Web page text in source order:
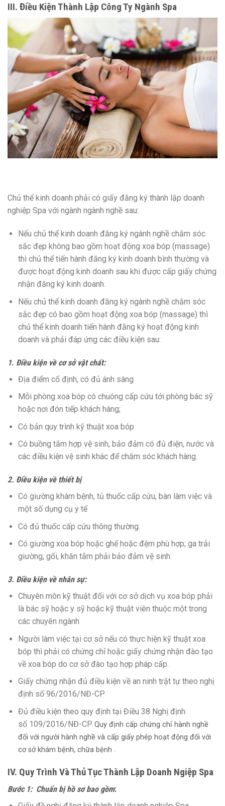
III. Điều Kiện Thành Lập Công Ty Ngành Spa
Chủ thể kinh doanh phải có giấy đăng ký thành lập doanh
nghiệp Spa với ngành ngành nghề sau:
Nếu chủ thể kinh doanh đăng ký ngành nghề chăm sóc
sắc đẹp không bao gồm hoạt động xoa bóp (massage)
thì chủ thể tiến hành đăng ký kinh doanh bình thường và
được hoạt động kinh doanh sau khi được cấp giấy chứng
nhận đăng ký kinh doanh.
Nếu chủ thể kinh doanh đăng ký ngành nghề chăm sóc
sắc đẹp có bao gồm hoạt động xoa bóp (massage) thì
chủ thể kinh doanh tiến hành đăng ký hoạt động kinh
doanh và phải đáp ứng các điều kiện sau:
1. Điều kiện về cơ sở vật chất:
Địa điểm cố định, có đủ ánh sáng
Mỗi phòng xoa bóp có chuông cấp cứu tới phòng bác sỹ
hoặc nơi đón tiếp khách hàng;
Có bản quy trình kỹ thuật xoa bóp
Có buồng tắm hợp vệ sinh, bảo đảm có đủ điện, nước và
các điều kiện vệ sinh khác để chăm sóc khách hàng.
2. Điều kiện về thiết bị
Có giường khám bệnh, tủ thuốc cấp cứu, bàn làm việc và
một số dụng cụ y tế
Có đủ thuốc cấp cứu thông thường.
Có giường xoa bóp hoặc ghế hoặc đệm phù hợp; ga trải
giường, gối, khăn tắm phải bảo đảm vệ sinh.
3. Điều kiện về nhân sự:
Chuyên môn kỹ thuật đối với cơ sở dịch vụ xoa bóp phải
là bác sỹ hoặc y sỹ hoặc kỹ thuật viên thuộc một trong
các chuyên ngành
Người làm việc tại cơ sở nếu có thực hiện kỹ thuật xoa
bóp thì phải có chứng chỉ hoặc giấy chứng nhận đào tạo
về xoa bóp do cơ sở đào tạo hợp pháp cấp.
Giấy chứng nhận đủ điều kiện về an ninh trật tự theo nghị
định số 96/2016/NĐ-CP
Đủ điều kiện theo quy định tại Điều 38 Nghị định
số 109/2016/NĐ-CP Quy định cấp chứng chỉ hành nghề
đối với người hành nghề và cấp giấy phép hoạt động đối với
cơ sở khám bệnh, chữa bệnh .
IV. Quy Trình Và Thủ Tục Thành Lập Doanh Ngiệp Spa
Bước 1: Chuẩn bị hồ sơ bao gồm: